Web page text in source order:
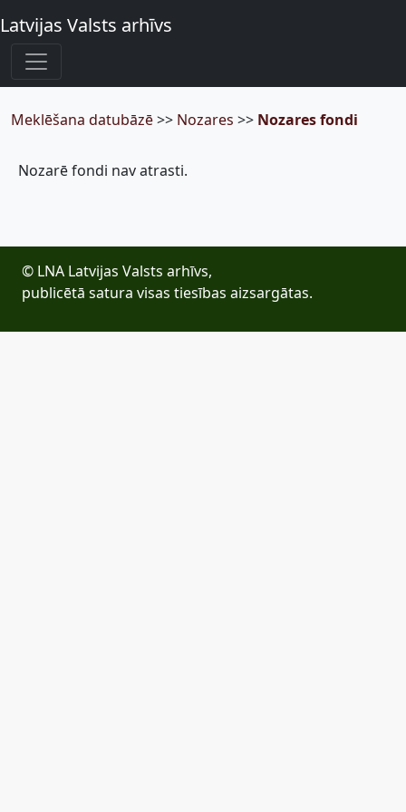
Latvijas Valsts arhīvs
Meklēšana datubāzē>> Nozares >> Nozares fondi
Nozarē fondi nav atrasti.
© LNA Latvijas Valsts arhīvs,
publicētā satura visas tiesības aizsargātas.